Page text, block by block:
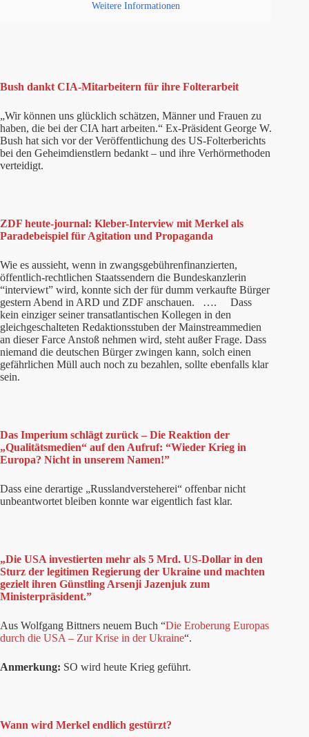
Weitere Informationen
Bush dankt CIA-Mitarbeitern für ihre Folterarbeit
„Wir können uns glücklich schätzen, Männer und Frauen zu
haben, die bei der CIA hart arbeiten.“ Ex-Präsident George W.
Bush hat sich vor der Veröffentlichung des US-Folterberichts
bei den Geheimdienstlern bedankt – und ihre Verhörmethoden
verteidigt.
ZDF heute-journal: Kleber-Interview mit Merkel als
Paradebeispiel für Agitation und Propaganda
Wie es aussieht, wenn in zwangsgebührenfinanzierten,
öffentlich-rechtlichen Staatssendern die Bundeskanzlerin
“interviewt” wird, konnte sich der für dumm verkaufte Bürger
gestern Abend in ARD und ZDF anschauen. …. Dass
kein einziger seiner transatlantischen Kollegen in den
gleichgeschalteten Redaktionsstuben der Mainstreammedien
an dieser Farce Anstoß nehmen wird, steht außer Frage. Dass
niemand die deutschen Bürger zwingen kann, solch einen
gefährlichen Müll auch noch zu bezahlen, sollte ebenfalls klar
sein.
Das Imperium schlägt zurück – Die Reaktion der
„Qualitätsmedien“ auf den Aufruf: “Wieder Krieg in
Europa? Nicht in unserem Namen!”
Dass eine derartige „Russlandversteherei“ offenbar nicht
unbeantwortet bleiben konnte war eigentlich fast klar.
„Die USA investierten mehr als 5 Mrd. US-Dollar in den
Sturz der legitimen Regierung der Ukraine und machten
gezielt ihren Günstling Arsenji Jazenjuk zum
Ministerpräsident.”
Aus Wolfgang Bittners neuem Buch “Die Eroberung Europas
durch die USA – Zur Krise in der Ukraine“.
Anmerkung: SO wird heute Krieg geführt.
Wann wird Merkel endlich gestürzt?